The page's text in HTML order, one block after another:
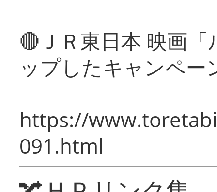
🔴ＪＲ東日本 映画
ップしたキャンペー
https://
091.html